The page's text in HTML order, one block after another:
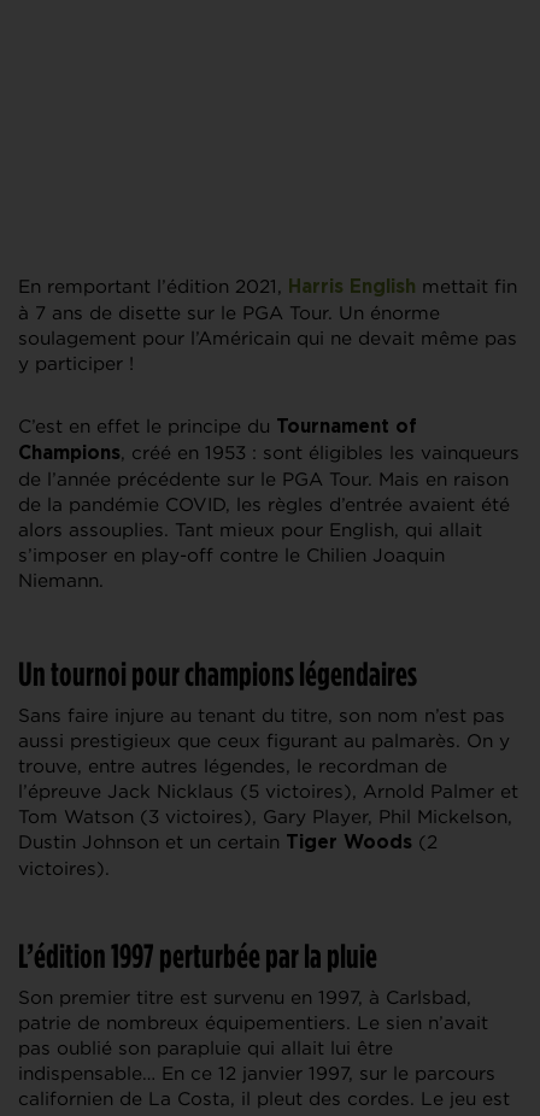
En remportant l’édition 2021, Harris English mettait fin
à 7 ans de disette sur le PGA Tour. Un énorme
soulagement pour l’Américain qui ne devait même pas
y participer !
C’est en effet le principe du
Tournament of
Champions, créé en 1953 : sont éligibles les vainqueurs
de l’année précédente sur le PGA Tour. Mais en raison
de la pandémie COVID, les règles d’entrée avaient été
alors assouplies. Tant mieux pour English, qui allait
s’imposer en play-off contre le Chilien Joaquin
Niemann.
Un tournoi pour champions légendaires
Sans faire injure au tenant du titre, son nom n’est pas
aussi prestigieux que ceux figurant au palmarès. On y
trouve, entre autres légendes, le recordman de
l’épreuve Jack Nicklaus (5 victoires), Arnold Palmer et
Tom Watson (3 victoires), Gary Player, Phil Mickelson,
Dustin Johnson et un certain
Tiger Woods (2
victoires).
L’édition 1997 perturbée par la pluie
Son premier titre est survenu en 1997, à Carlsbad,
patrie de nombreux équipementiers. Le sien n’avait
pas oublié son parapluie qui allait lui être
indispensable… En ce 12 janvier 1997, sur le parcours
californien de La Costa, il pleut des cordes. Le jeu est